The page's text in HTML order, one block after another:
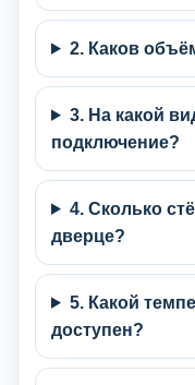
2. Каков
3. На какой
подключение?
4. Сколько
дверце?
5. Какой
доступен?